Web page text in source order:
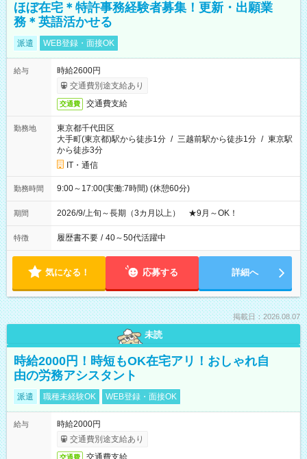
ほぼ在宅＊特許事務経験者募集！更新・出願業
務＊英語活かせる
派遣 WEB登録・面接OK
給与
時給2600円
交通費別途支給あり
交通費 交通費支給
勤務地
東京都千代田区
大手町(東京都)駅から徒歩1分 / 三越前駅から徒歩1分 / 東京駅
から徒歩3分
IT・通信
勤務時間 9:00～17:00(実働:7時間) (休憩60分)
期間 2026/9/上旬～長期（3カ月以上） ★9月～OK！
特徴 履歴書不要 / 40～50代活躍中
気になる！ 応募する 詳細へ
掲載日：2026.08.07
未読
時給2000円！時短もOK在宅アリ！おしゃれ自
由の労務アシスタント
派遣 職種未経験OK WEB登録・面接OK
給与
時給2000円
交通費別途支給あり
交通費 交通費支給